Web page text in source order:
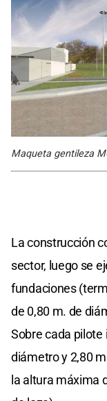
Maqueta gentileza
La construcción
sector, luego se
fundaciones
de 0,80 m. de
Sobre cada
diámetro y 2,80
la altura máxima